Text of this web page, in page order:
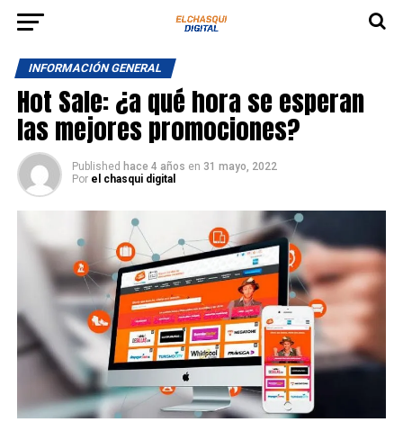
INFORMACIÓN GENERAL
Hot Sale: ¿a qué hora se esperan
las mejores promociones?
Published hace 4 años en 31 mayo, 2022
Por el chasqui digital